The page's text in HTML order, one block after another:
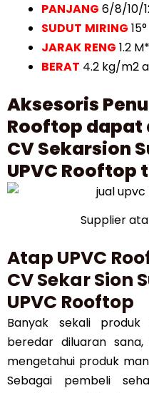
PANJANG 6/8/10/
SUDUT MIRING 15°
JARAK RENG 1.2 M*
BERAT 4.2 kg/m2
Aksesoris
Rooftop dapat
CV Sekarsion
UPVC Rooftop
Supplier
Atap UPVC
CV Sekar Sion
UPVC Rooftop
Banyak sekali
beredar diluaran
mengetahui produk
Sebagai pembeli